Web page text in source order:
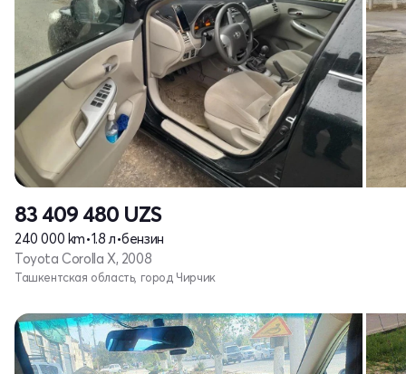
83 409 480 UZS
240 000 km•1.8 л•бензин
Toyota Corolla X, 2008
Ташкентская область, город Чирчик